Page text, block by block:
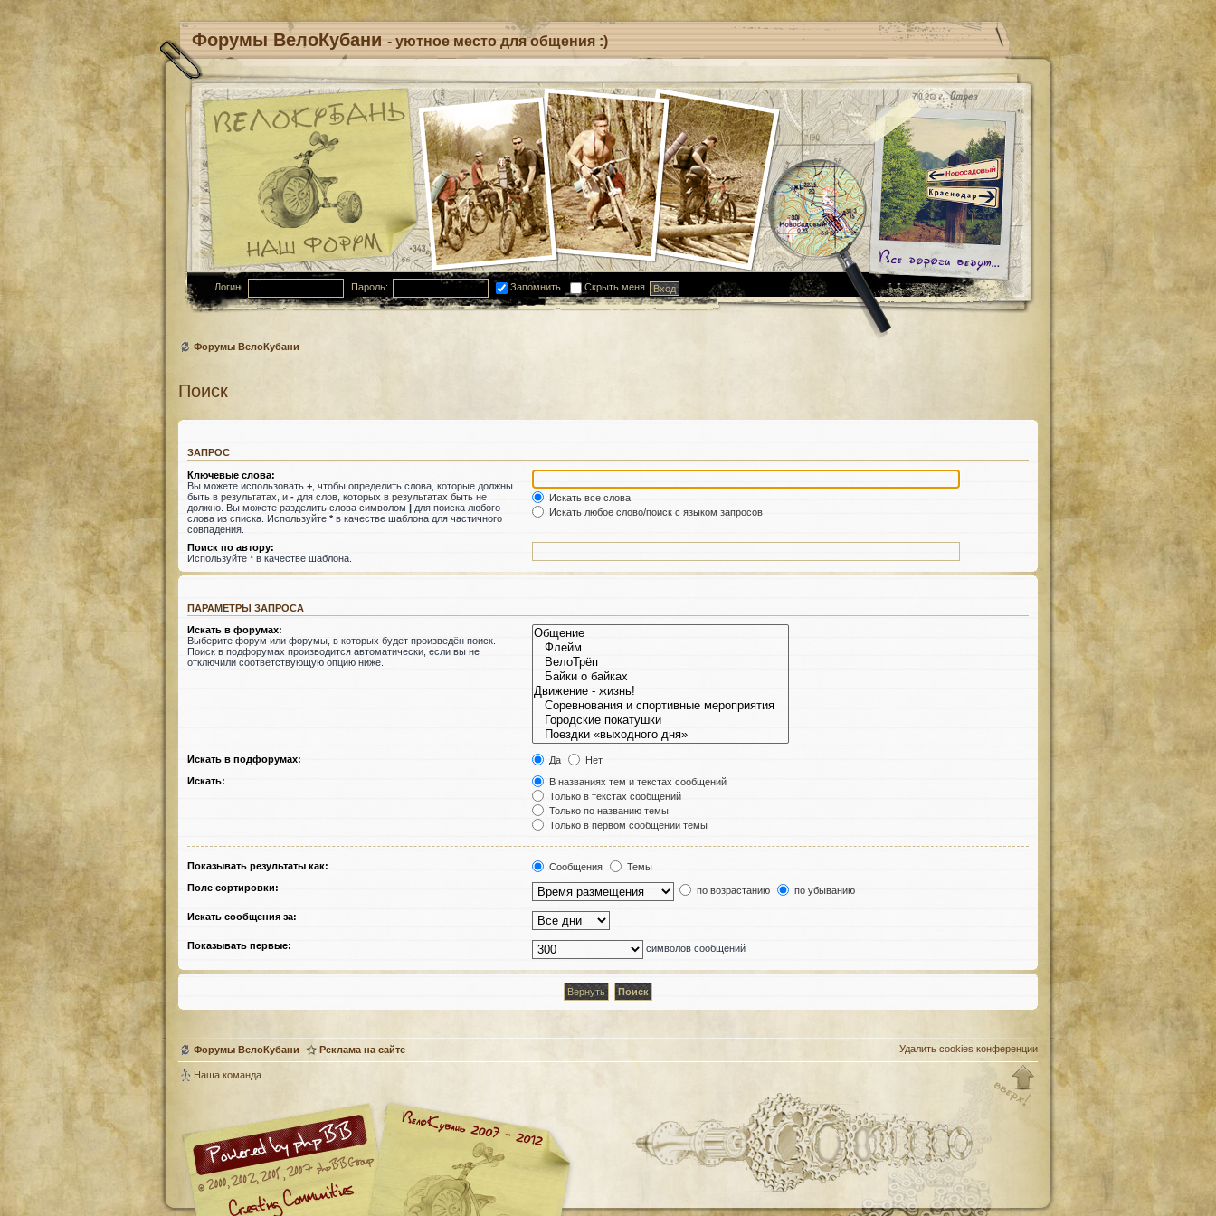
Форумы ВелоКубани - уютное место для общения :)
Логин: Пароль: Запомнить Скрыть меня
Форумы ВелоКубани
Поиск
ЗАПРОС
Ключевые слова:
Вы можете использовать + , чтобы определить слова, которые должны
быть в результатах, и - для слов, которых в результатах быть не
должно. Вы можете разделить слова символом | для поиска любого
слова из списка. Используйте *в качестве шаблона для частичного
совпадения.
Искать все слова
Искать любое слово/поиск с языком запросов
Поиск по автору:
Используйте * в качестве шаблона.
ПАРАМЕТРЫ ЗАПРОСА
Искать в форумах:
Выберите форум или форумы, в которых будет произведён поиск.
Поиск в подфорумах производится автоматически, если вы не
отключили соответствующую опцию ниже.
Искать в подфорумах: Да
Нет
Искать:
В названиях тем и текстах сообщений
Только в текстах сообщений
Только по названию темы
Только в первом сообщении темы
Показывать результаты как: Сообщения
Темы
Поле сортировки:
по возрастанию по убыванию
Искать сообщения за:
Показывать первые: символов сообщений
Форумы ВелоКубани Реклама на сайте Удалить cookies конференции
Наша команда